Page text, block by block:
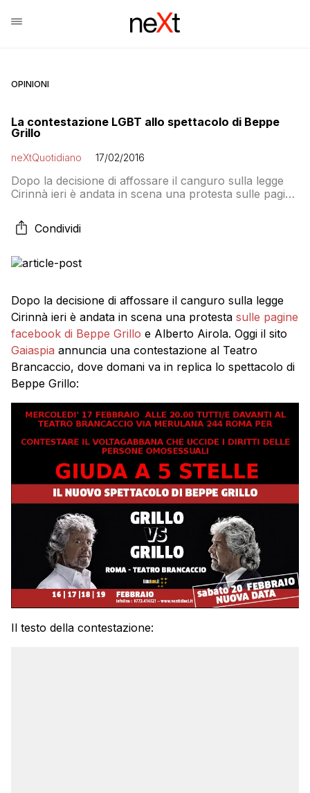
OPINIONI
La contestazione LGBT allo spettacolo di Beppe
Grillo
neXtQuotidiano 17/02/2016
Dopo la decisione di affossare il canguro sulla legge
Cirinnà ieri è andata in scena una protesta sulle pagine
Gaiaspia annuncia una contestazione al Teatro
Brancaccio, dove domani va in replica lo spettacolo di
sa benissimo […]
Condividi
Dopo la decisione di affossare il canguro sulla legge
Cirinnà ieri è andata in scena una protesta sulle pagine
facebook di Beppe Grillo e Alberto Airola. Oggi il sito
Gaiaspia annuncia una contestazione al Teatro
Brancaccio, dove domani va in replica lo spettacolo di
Beppe Grillo:
Il testo della contestazione: